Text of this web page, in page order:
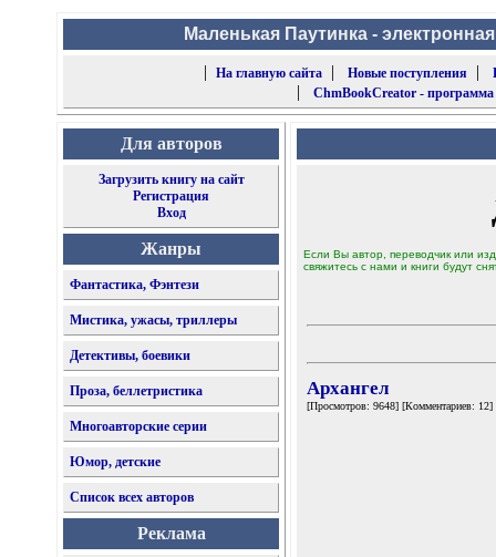
Маленькая Паутинка -
|
На главную сайта| Новые поступления |
| ChmBookCreator -
Для авторов
Загрузить книгу на сайт
Регистрация
Вход
Жанры
Фантастика, Фэнтези
Мистика, ужасы, триллеры
Детективы, боевики
Проза, беллетристика
Многоавторские серии
Юмор, детские
Список всех авторов
Реклама
Если Вы автор, переводчик или
свяжитесь с нами и книги будут
Архангел
[Просмотров: 9648] [Комментариев: 12]